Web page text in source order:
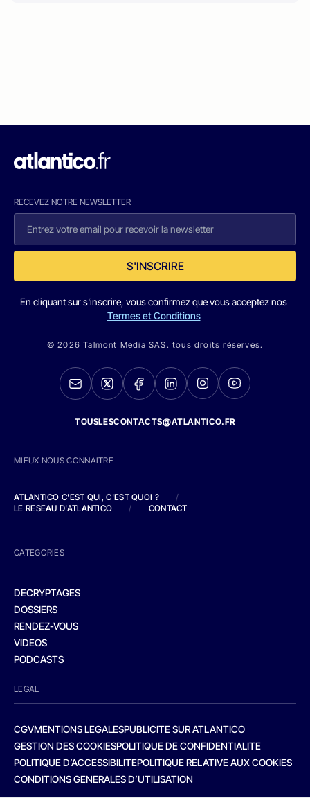
RECEVEZ NOTRE NEWSLETTER
S'INSCRIRE
En cliquant sur s'inscrire, vous confirmez que vous acceptez nos
Termes et Conditions
© 2026 Talmont Media SAS. tous droits réservés.
TOUSLESCONTACTS@ATLANTICO.FR
MIEUX NOUS CONNAITRE
ATLANTICO C'EST QUI, C'EST QUOI ?
/
LE RESEAU D'ATLANTICO
/ CONTACT
CATEGORIES
DECRYPTAGES
DOSSIERS
RENDEZ-VOUS
VIDEOS
PODCASTS
LEGAL
CGVMENTIONS LEGALESPUBLICITE SUR ATLANTICO
GESTION DES COOKIESPOLITIQUE DE CONFIDENTIALITE
POLITIQUE D’ACCESSIBILITEPOLITIQUE RELATIVE AUX COOKIES
CONDITIONS GENERALES D’UTILISATION